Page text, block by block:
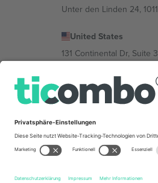
Unter den Linden 24,
United States
131 Continental Dr, Suite
Bulgaria
Regus Sofia City West,
Mexico
Av Chapultepec 360,
im Impressum und in